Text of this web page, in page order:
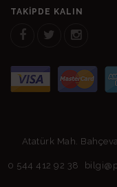
TAKIPDE KALIN
Atatürk Mah.
0 544 412 92 38